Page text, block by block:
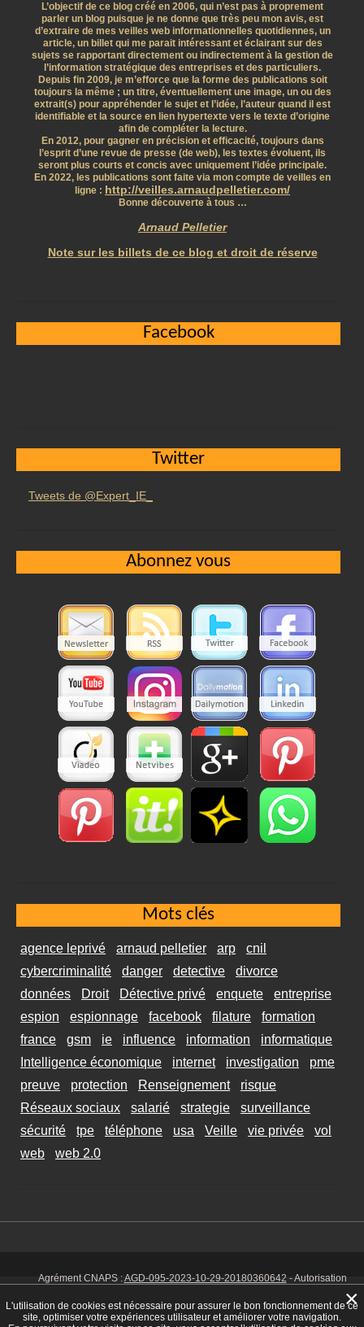
L’objectif de ce blog créé en 2006, qui n’est pas à proprement
parler un blog puisque je ne donne que très peu mon avis, est
d’extraire de mes veilles web informationnelles quotidiennes, un
article, un billet qui me parait intéressant et éclairant sur des
sujets se rapportant directement ou indirectement à la gestion de
l’information stratégique des entreprises et des particuliers.
Depuis fin 2009, je m’efforce que la forme des publications soit
toujours la même ; un titre, éventuellement une image, un ou des
extrait(s) pour appréhender le sujet et l’idée, l’auteur quand il est
identifiable et la source en lien hypertexte vers le texte d’origine
afin de compléter la lecture.
En 2012, pour gagner en précision et efficacité, toujours dans
l’esprit d’une revue de presse (de web), les textes évoluent, ils
seront plus courts et concis avec uniquement l’idée principale.
En 2022, les publications sont faite via mon compte de veilles en
ligne : http://veilles.arnaudpelletier.com/
Bonne découverte à tous …
Arnaud Pelletier
Note sur les billets de ce blog et droit de réserve
Facebook
Twitter
Tweets de @Expert_IE_
Abonnez vous
Mots clés
agence leprivé arnaud pelletier arp
cnil
cybercriminalité
danger detective
divorce
données
Droit Détective privé enquete
entreprise
espion
espionnage facebook filature
formation
france
gsm ie influence information
informatique
Intelligence économique
internet investigation
pme
preuve
protection Renseignement
risque
Réseaux sociaux
salarié strategie
surveillance
sécurité
tpe téléphone usa Veille vie privée
vol
web
web 2.0
Agrément CNAPS :AGD-095-2023-10-29-20180360642 - Autorisation
925 00038 - Code NAF 8030 Z -Mentions Légales-CookiesTél. : 06 14
01 75 32
L'utilisation de cookies est nécessaire pour assurer le bon fonctionnement de ce
site, optimiser votre expériences utilisateur et améliorer votre navigation.
×